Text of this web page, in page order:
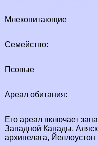
Млекопитающие
Семейство:
Псовые
Ареал обитания:
Его ареал включает
Западной Канады,
архипелага,